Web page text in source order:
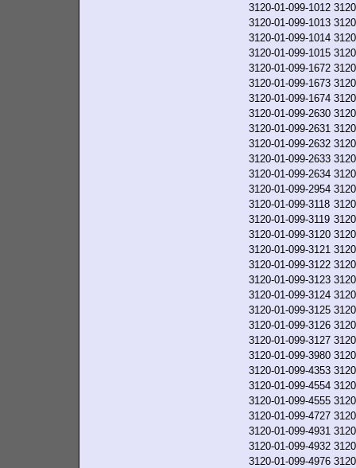
3120-01-099-1012
3120-01-099-1013
3120-01-099-1014
3120-01-099-1015
3120-01-099-1672
3120-01-099-1673
3120-01-099-1674
3120-01-099-2630
3120-01-099-2631
3120-01-099-2632
3120-01-099-2633
3120-01-099-2634
3120-01-099-2954
3120-01-099-3118
3120-01-099-3119
3120-01-099-3120
3120-01-099-3121
3120-01-099-3122
3120-01-099-3123
3120-01-099-3124
3120-01-099-3125
3120-01-099-3126
3120-01-099-3127
3120-01-099-3980
3120-01-099-4353
3120-01-099-4554
3120-01-099-4555
3120-01-099-4727
3120-01-099-4931
3120-01-099-4932
3120-01-099-4976